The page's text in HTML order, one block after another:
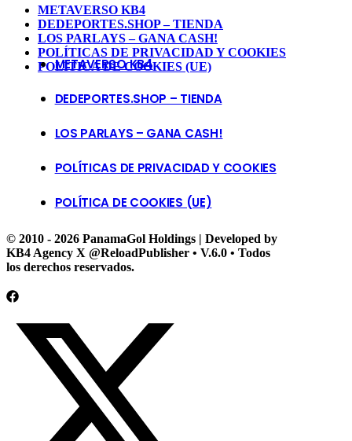
METAVERSO KB4
DEDEPORTES.SHOP – TIENDA
LOS PARLAYS – GANA CASH!
POLÍTICAS DE PRIVACIDAD Y COOKIES
POLÍTICA DE COOKIES (UE)
METAVERSO KB4
DEDEPORTES.SHOP – TIENDA
LOS PARLAYS – GANA CASH!
POLÍTICAS DE PRIVACIDAD Y COOKIES
POLÍTICA DE COOKIES (UE)
© 2010 - 2026 PanamaGol Holdings | Developed by
KB4 Agency X @ReloadPublisher • V.6.0 • Todos
los derechos reservados.